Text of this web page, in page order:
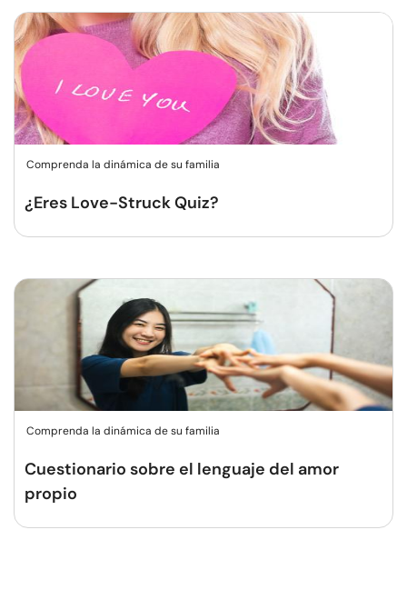
Comprenda la dinámica de su familia
¿Eres Love-Struck Quiz?
Comprenda la dinámica de su familia
Cuestionario sobre el lenguaje del amor
propio